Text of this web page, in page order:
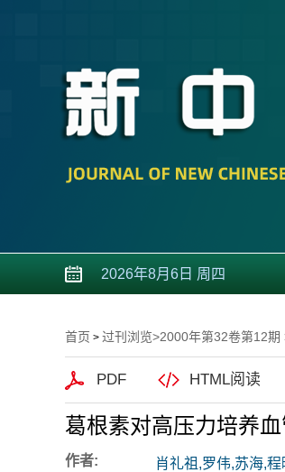
2026年8月6日 周四
首页 > 过刊浏览>2000年第32卷第12期
PDF HTML阅读
葛根素对高压力培养
作者: 肖礼祖,罗伟,苏海,